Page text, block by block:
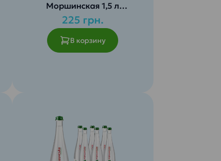
Моршинская 1,5 л
сильногазированная 1 уп. (6
шт.)
225 грн.
В корзину